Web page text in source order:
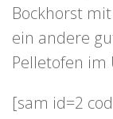
Bockhorst
ein andere
Pelletofen im
[sam id=2